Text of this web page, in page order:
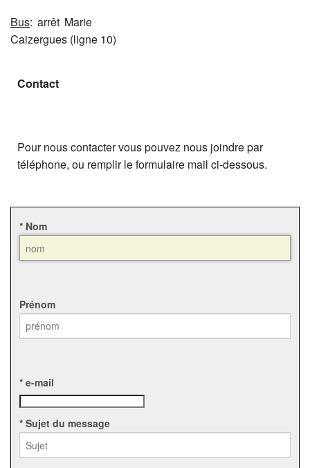
Bus: arrêt Marie
Caizergues (ligne 10)
Contact
Pour nous contacter vous pouvez nous joindre par
téléphone, ou remplir le formulaire mail ci-dessous.
* Nom
Prénom
* e-mail
* Sujet du message